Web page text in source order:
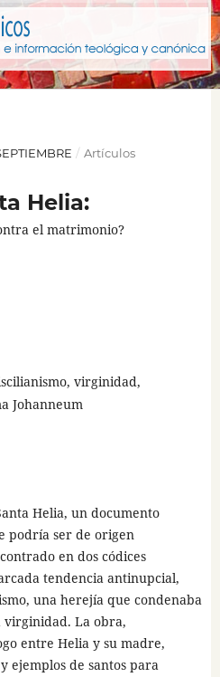
/ Artículos
Helia:
el matrimonio?
virginidad,
Johanneum
Helia, un documento
podría ser de origen
en dos códices
tendencia antinupcial,
una herejía que condenaba
virginidad. La obra,
entre Helia y su madre,
ejemplos de santos para